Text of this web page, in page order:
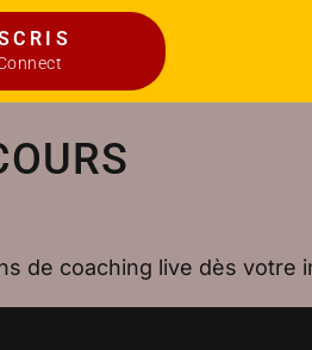
de coaching live dès votre